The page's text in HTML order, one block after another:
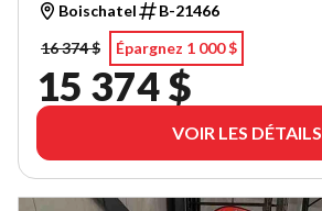
Boischatel
B-21466
16 374 $
Épargnez 1 000 $
15 374 $
VOIR LES DÉTAILS